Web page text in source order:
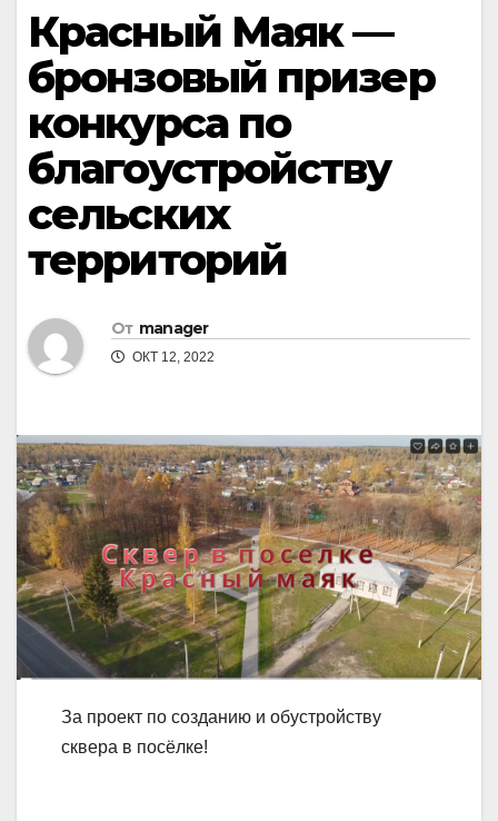
Красный Маяк —
бронзовый призер
конкурса по
благоустройству
сельских
территорий
От manager
ОКТ 12, 2022
За проект по созданию и обустройству
сквера в посёлке!